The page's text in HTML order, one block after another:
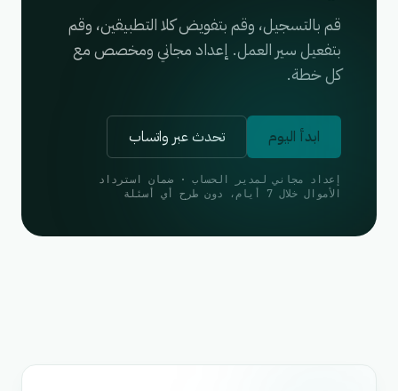
قم بالتسجيل، وقم بتفويض كلا التطبيقين، وقم
بتفعيل سير العمل. إعداد مجاني ومخصص مع
كل خطة.
ابدأ اليوم تحدث عبر واتساب
إعداد مجاني لمدير الحساب · ضمان استرداد
الأموال خلال 7 أيام، دون طرح أي أسئلة